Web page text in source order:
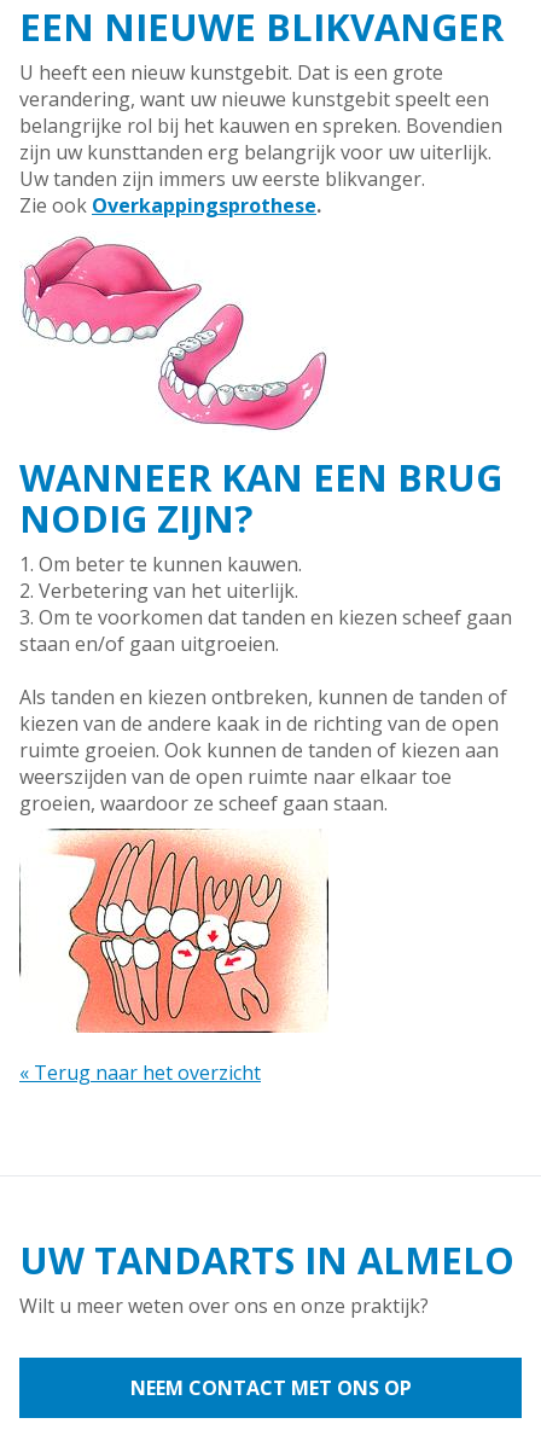
EEN NIEUWE BLIKVANGER
U heeft een nieuw kunstgebit. Dat is een grote
verandering, want uw nieuwe kunstgebit speelt een
belangrijke rol bij het kauwen en spreken. Bovendien
zijn uw kunsttanden erg belangrijk voor uw uiterlijk.
Uw tanden zijn immers uw eerste blikvanger.
Zie ook Overkappingsprothese.
WANNEER KAN EEN BRUG
NODIG ZIJN?
1. Om beter te kunnen kauwen.
2. Verbetering van het uiterlijk.
3. Om te voorkomen dat tanden en kiezen scheef gaan
staan en/of gaan uitgroeien.
Als tanden en kiezen ontbreken, kunnen de tanden of
kiezen van de andere kaak in de richting van de open
ruimte groeien. Ook kunnen de tanden of kiezen aan
weerszijden van de open ruimte naar elkaar toe
groeien, waardoor ze scheef gaan staan.
« Terug naar het overzicht
UW TANDARTS IN ALMELO
Wilt u meer weten over ons en onze praktijk?
NEEM CONTACT MET ONS OP